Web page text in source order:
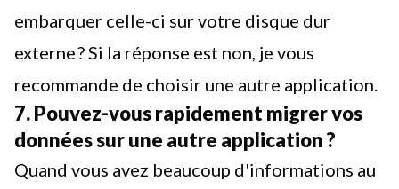
embarquer celle-ci sur votre disque dur
externe ? Si la réponse est non, je vous
recommande de choisir une autre application.
7. Pouvez-vous rapidement migrer vos
données sur une autre application ?
Quand vous avez beaucoup d'informations au